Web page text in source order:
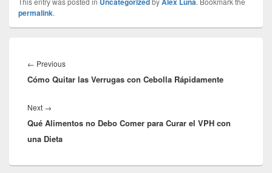
permalink.
de
entradas
← PreviousPrevious
post:
Cómo Quitar las Verrugas con Cebolla Rápidamente
Next →
post:
Qué Alimentos no Debo Comer para Curar el VPH con
una Dieta